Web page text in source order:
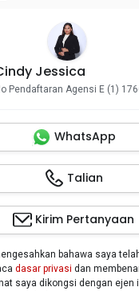
Jessica
Pendaftaran Agensi E (1)
WhatsApp
Talian
Kirim Pertanyaan
bahawa saya
dasar privasi dan
saya dikongsi dengan ejen